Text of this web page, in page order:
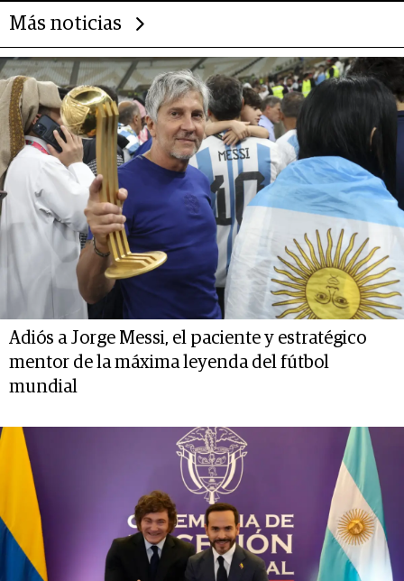
Más noticias
Adiós a Jorge Messi, el paciente y estratégico
mentor de la máxima leyenda del fútbol
mundial